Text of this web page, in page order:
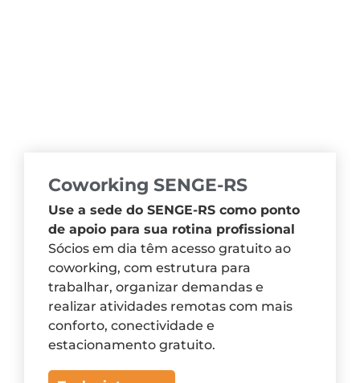
Coworking SENGE-RS
Use a sede do SENGE-RS como ponto
de apoio para sua rotina profissional
Sócios em dia têm acesso gratuito ao
coworking, com estrutura para
trabalhar, organizar demandas e
realizar atividades remotas com mais
conforto, conectividade e
estacionamento gratuito.